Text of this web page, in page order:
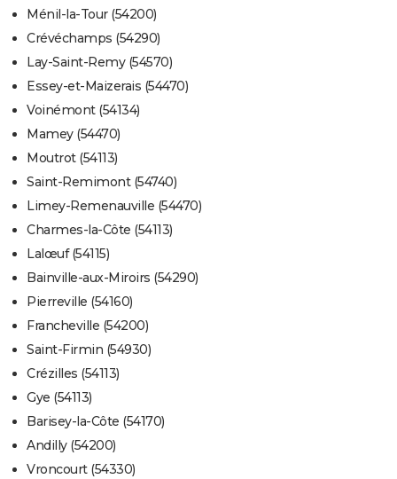
Ménil-la-Tour (54200)
Crévéchamps (54290)
Lay-Saint-Remy (54570)
Essey-et-Maizerais (54470)
Voinémont (54134)
Mamey (54470)
Moutrot (54113)
Saint-Remimont (54740)
Limey-Remenauville (54470)
Charmes-la-Côte (54113)
Lalœuf (54115)
Bainville-aux-Miroirs (54290)
Pierreville (54160)
Francheville (54200)
Saint-Firmin (54930)
Crézilles (54113)
Gye (54113)
Barisey-la-Côte (54170)
Andilly (54200)
Vroncourt (54330)